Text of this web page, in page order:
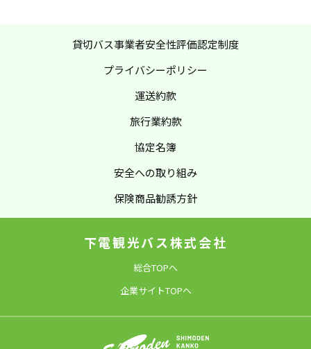
貸切バス事業者安全性評価認定制度
プライバシーポリシー
運送約款
旅行業約款
協定名簿
安全への取り組み
保険商品勧誘方針
下電観光バス株式会社
総合TOPへ
企業サイトTOPへ